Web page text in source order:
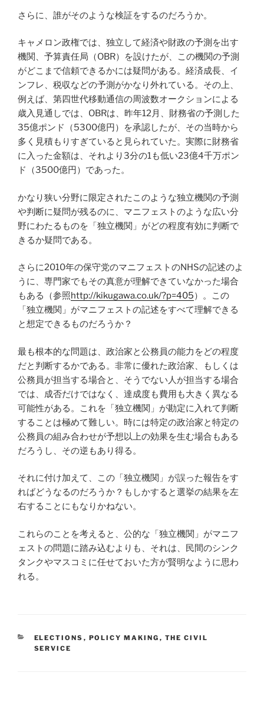
さらに、誰がそのような検証をするのだろうか。
キャメロン政権では、独立して経済や財政の予測を出す
機関、予算責任局（OBR）を設けたが、この機関の予測
がどこまで信頼できるかには疑問がある。経済成長、イ
ンフレ、税収などの予測がかなり外れている。その上、
例えば、第四世代移動通信の周波数オークションによる
歳入見通しでは、OBRは、昨年12月、財務省の予測した
35億ポンド（5300億円）を承認したが、その当時から
多く見積もりすぎていると見られていた。実際に財務省
に入った金額は、それより3分の1も低い23億4千万ポン
ド（3500億円）であった。
かなり狭い分野に限定されたこのような独立機関の予測
や判断に疑問が残るのに、マニフェストのような広い分
野にわたるものを「独立機関」がどの程度有効に判断で
きるか疑問である。
さらに2010年の保守党のマニフェストのNHSの記述のよ
うに、専門家でもその真意が理解できていなかった場合
もある（参照http://kikugawa.co.uk/?p=405）。この
「独立機関」がマニフェストの記述をすべて理解できる
と想定できるものだろうか？
最も根本的な問題は、政治家と公務員の能力をどの程度
だと判断するかである。非常に優れた政治家、もしくは
公務員が担当する場合と、そうでない人が担当する場合
では、成否だけではなく、達成度も費用も大きく異なる
可能性がある。これを「独立機関」が勘定に入れて判断
することは極めて難しい。時には特定の政治家と特定の
公務員の組み合わせが予想以上の効果を生む場合もある
だろうし、その逆もあり得る。
それに付け加えて、この「独立機関」が誤った報告をす
ればどうなるのだろうか？もしかすると選挙の結果を左
右することにもなりかねない。
これらのことを考えると、公的な「独立機関」がマニフ
ェストの問題に踏み込むよりも、それは、民間のシンク
タンクやマスコミに任せておいた方が賢明なように思わ
れる。
CATEGORIES
ELECTIONS , POLICY MAKING , THE CIVIL
SERVICE